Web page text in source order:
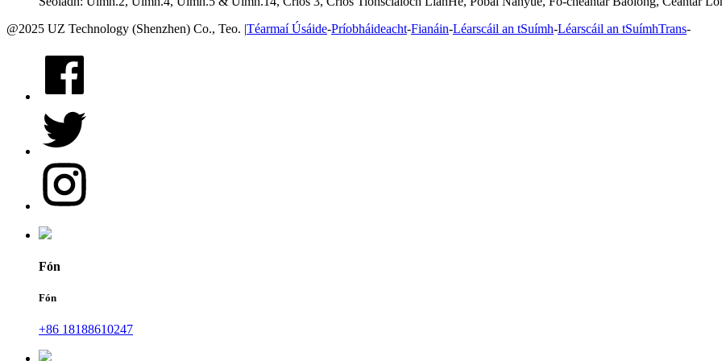
@2025 UZ Technology (Shenzhen) Co., Teo. |Téarmaí Úsáide-Príobháideacht-Fianáin-Léarscáil an tSuímh-Léarscáil an tSuímhTrans-
Fón
Fón
+86 18188610247